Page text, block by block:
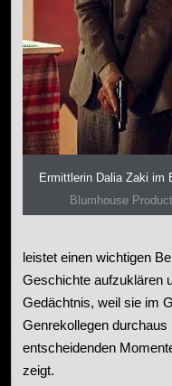
Ermittlerin Dalia Zaki im
Blumhouse
leistet einen wichtigen
Geschichte aufzuklären
Gedächtnis, weil sie im
Genrekollegen
entscheidenden
zeigt.